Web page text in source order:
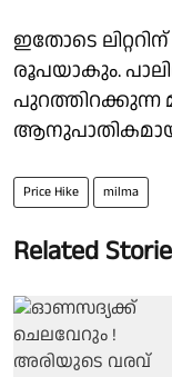
ഇതോടെ
രൂപയാകും.
പുറത്തിറക്കുന്ന
Price Hike milma
Related